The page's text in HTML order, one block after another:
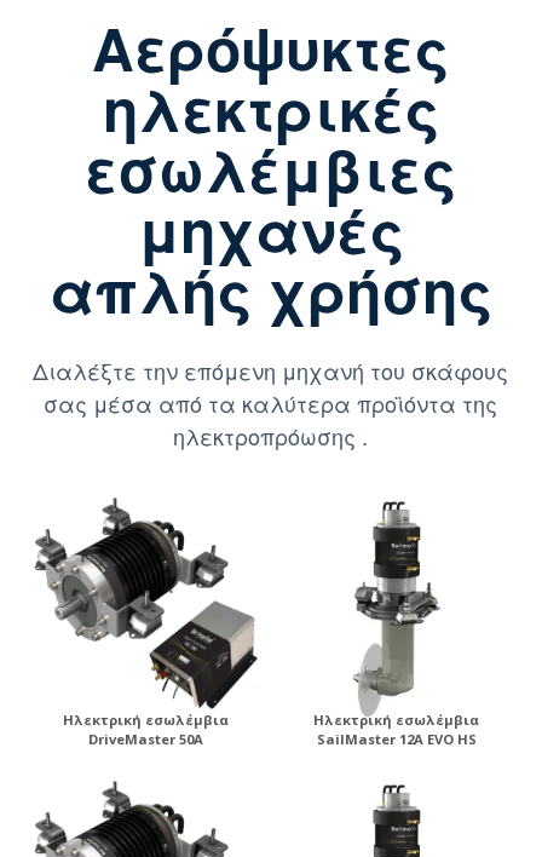
Αερόψυκτες
ηλεκτρικές
εσωλέμβιες
μηχανές
απλής χρήσης
Διαλέξτε την επόμενη μηχανή του σκάφους
σας μέσα από τα καλύτερα προϊόντα της
ηλεκτροπρόωσης .
Ηλεκτρική εσωλέμβια
DriveMaster 50A
Ηλεκτρική εσωλέμβια
SailMaster 12A EVO HS